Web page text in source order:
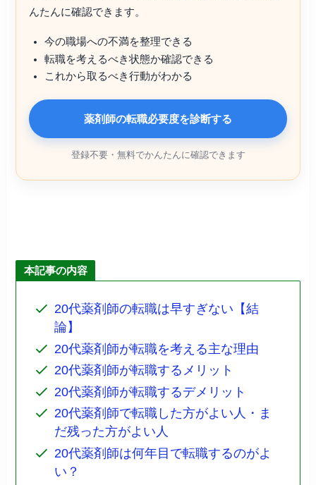
んたんに確認できます。
今の職場への不満を整理できる
転職を考えるべき状態か確認できる
これから取るべき行動がわかる
薬剤師の転職必要度を診断する
登録不要・無料でかんたんに確認できます
本記事の内容
20代薬剤師の転職は早すぎない【結
論】
20代薬剤師が転職を考える主な理由
20代薬剤師が転職するメリット
20代薬剤師が転職するデメリット
20代薬剤師で転職した方がよい人・ま
だ残った方がよい人
20代薬剤師は何年目で転職するのがよ
い？